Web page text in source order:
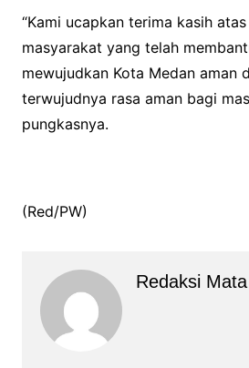
“Kami ucapkan terima kasih
masyarakat yang telah
mewujudkan Kota Medan aman
terwujudnya rasa aman bagi
pungkasnya.
(Red/PW)
Redaksi